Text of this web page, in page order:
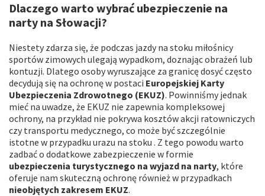
Dlaczego warto wybrać ubezpieczenie na
narty na Słowacji?
Niestety zdarza się, że podczas jazdy na stoku miłośnicy
sportów zimowych ulegają wypadkom, doznając obrażeń lub
kontuzji. Dlatego osoby wyruszające za granicę dosyć często
decydują się na ochronę w postaci Europejskiej Karty
Ubezpieczenia Zdrowotnego (EKUZ). Powinniśmy jednak
mieć na uwadze, że EKUZ nie zapewnia kompleksowej
ochrony, na przykład nie pokrywa kosztów akcji ratowniczych
czy transportu medycznego, co może być szczególnie
istotne w przypadku urazu na stoku . Z tego powodu warto
zadbać o dodatkowe zabezpieczenie w formie
ubezpieczenia turystycznego na wyjazd na narty, które
oferuje nam skuteczną ochronę również w przypadkach
nieobjętych zakresem EKUZ.